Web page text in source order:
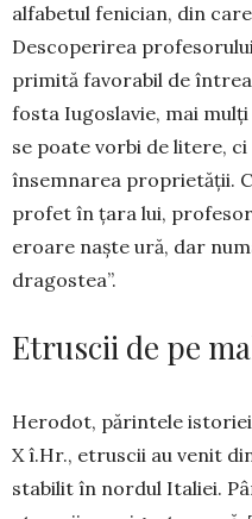
alfabetul fenician, din
Descoperirea
primită favorabil de
fosta Iugoslavie, mai
se poate vorbi de litere,
însemnarea proprietăţii.
profet în ţara lui,
eroare naşte ură, dar
dragostea”.
Etruscii de pe
Herodot, părintele
X î.Hr., etruscii au venit
stabilit în nordul Italiei.